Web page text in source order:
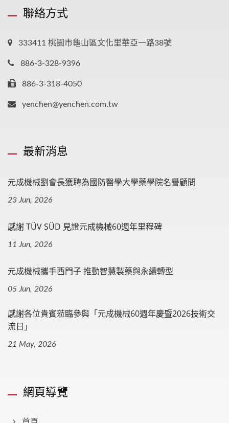
聯絡方式
333411 桃園市龜山區文化里華亞一路38號
886-3-328-9396
886-3-318-4050
yenchen@yenchen.com.tw
最新消息
元成機械劉會長獲聘為國防醫學大學藥學院名譽顧問
23 Jun, 2026
感謝 TÜV SÜD 見證元成機械60週年里程碑
11 Jun, 2026
元成機械攜手西門子 推動智慧製藥與永續轉型
05 Jun, 2026
感謝各位貴賓蒞臨參與「元成機械60週年慶暨2026技術交
流日」
21 May, 2026
網頁導覽